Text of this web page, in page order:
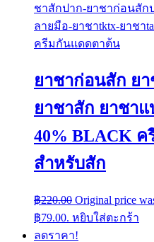
ยาชาก่อนสัก ย
ยาชาสัก ยาชา
40% BLACK
สำหรับสัก
฿220.00 Original price
฿79.00. หยิบใส่ตะกร้า
ลดราคา!